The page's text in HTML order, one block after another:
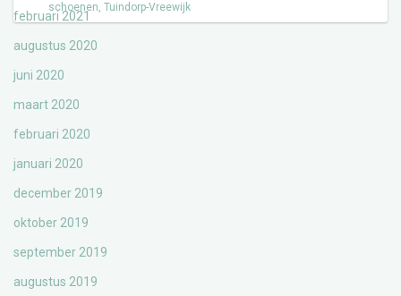
februari 2021
augustus 2020
juni 2020
maart 2020
februari 2020
januari 2020
december 2019
oktober 2019
september 2019
augustus 2019
schoenen, Tuindorp-Vreewijk